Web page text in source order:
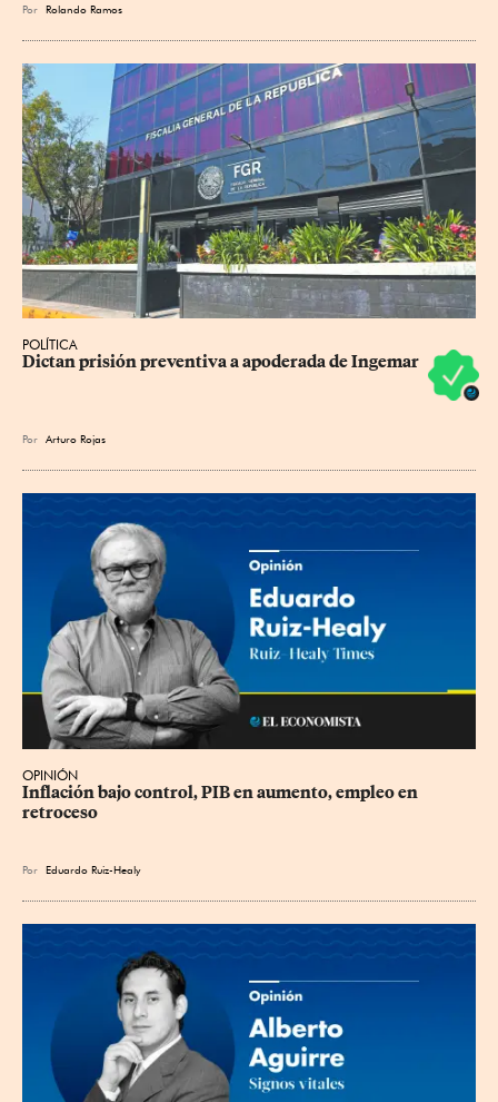
Por Rolando Ramos
POLÍTICA
Dictan prisión preventiva a apoderada de Ingemar
Por Arturo Rojas
OPINIÓN
Inflación bajo control, PIB en aumento, empleo en
retroceso
Por Eduardo Ruiz-Healy